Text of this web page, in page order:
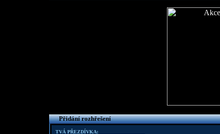
Přidání rozhřešení
TVÁ PŘEZDÍVKA: